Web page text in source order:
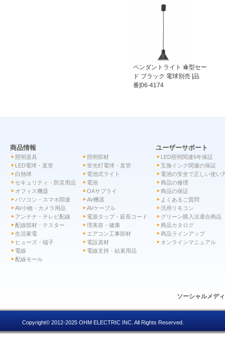
ペンダントライト 傘型セー
ド ブラック 電球別売 [品
番]06-4174
商品情報
照明器具
照明部材
LED電球・直管
蛍光灯電球・直管
白熱球
電池式ライト
セキュリティ・防災用品
電池
オフィス機器
OAサプライ
パソコン・スマホ関連
AV機器
AV小物・カメラ用品
AVケーブル
アンテナ・テレビ配線
電源タップ・延長コード
配線部材・テスター
理美容・健康
生活家電
エアコン工事部材
ヒューズ・端子
電設資材
電線
電線支持・結束用品
配線モール
ユーザーサポート
LED照明関連5年保証
互換インク関連の保証
電池の安全で正しい使い
商品の修理
商品の保証
よくあるご質問
汎用リモコン
グリーン購入法適合商品
商品カタログ
商品ラインアップ
オンラインマニュアル
ソーシャルメデ
Copyright© 2012-2025 OHM ELECTRIC INC. All Rights Reserved.